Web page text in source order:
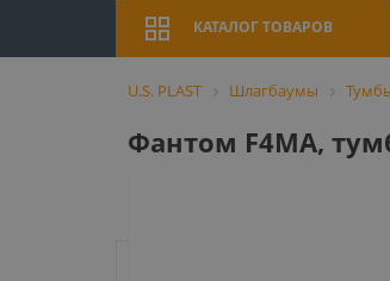
КАТАЛОГ ТОВАРОВ
U.S. PLAST Шлагбаумы
Фантом F4MA,